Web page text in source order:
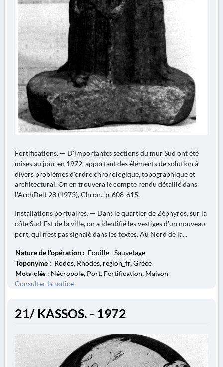
Fortifications. — D'importantes sections du mur Sud ont été
mises au jour en 1972, apportant des éléments de solution à
divers problèmes d'ordre chronologique, topographique et
architectural. On en trouvera le compte rendu détaillé dans
l'ArchDelt 28 (1973), Chron., p. 608-615.
Installations portuaires. — Dans le quartier de Zéphyros, sur la
côte Sud-Est de la ville, on a identifié les vestiges d'un nouveau
port, qui n'est pas signalé dans les textes. Au Nord de la...
Nature de l'opération : Fouille - Sauvetage
Toponyme : Rodos, Rhodes, region_fr, Grèce
Mots-clés : Nécropole, Port, Fortification, Maison
Consulter la notice
21/ KASSOS. - 1972